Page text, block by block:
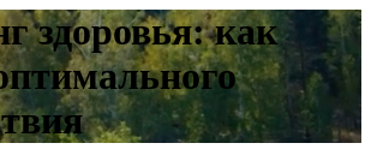
здоровья: как